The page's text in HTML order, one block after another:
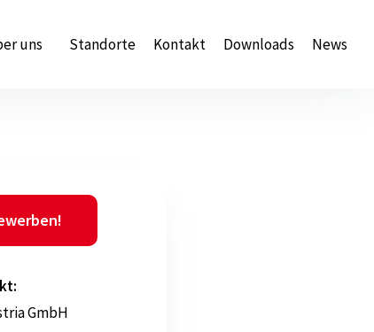
uns Standorte Kontakt Downloads News
GmbH